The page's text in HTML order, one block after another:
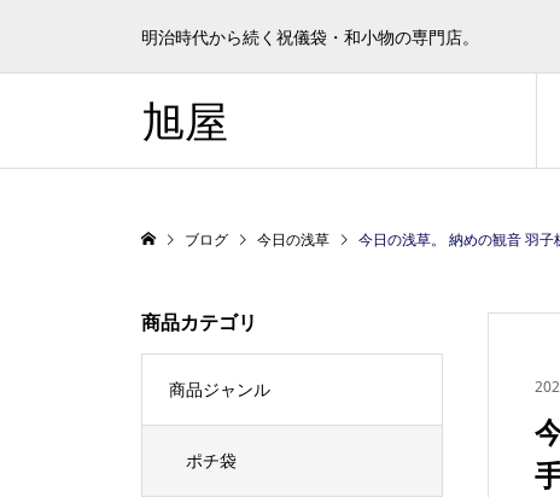
明治時代から続く祝儀袋・和小物の専門店。
旭屋
ブログ 今日の浅草 今日の浅草。 納めの観音 羽子板市が
商品カテゴリ
商品ジャンル
ポチ袋